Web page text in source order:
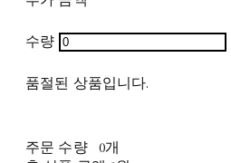
수량
품절된 상품입니다.
주문 수량
0개